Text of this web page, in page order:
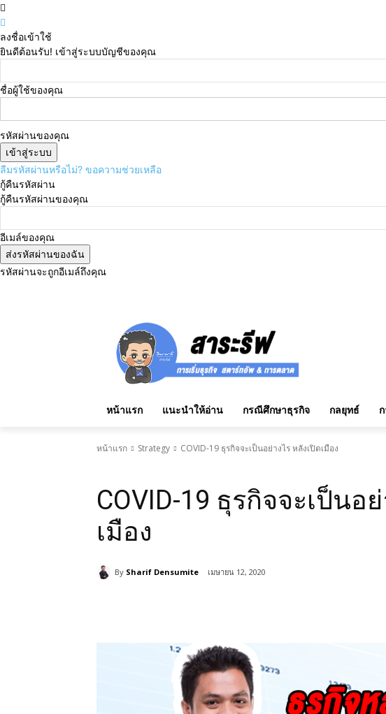
ลงชื่อเข้าใช้
ยินดีต้อนรับ! เข้าสู่ระบบบัญชีของคุณ
ชื่อผู้ใช้ของคุณ
รหัสผ่านของคุณ
ลืมรหัสผ่านหรือไม่? ขอความช่วยเหลือ
กู้คืนรหัสผ่าน
กู้คืนรหัสผ่านของคุณ
อีเมล์ของคุณ
รหัสผ่านจะถูกอีเมล์ถึงคุณ
หน้าแรก แนะนำให้อ่าน กรณีศึกษาธุรกิจ กลยุทธ์
หน้าแรก Strategy COVID-19 ธุรกิจจะเป็นอย่างไร หลังเปิดเมือง
COVID-19 ธุรกิจจะเป็นอ
เมือง
By Sharif Densumite เมษายน 12, 2020